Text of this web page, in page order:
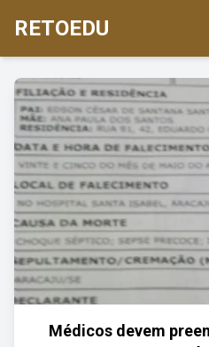
RETOEDU
Médicos devem